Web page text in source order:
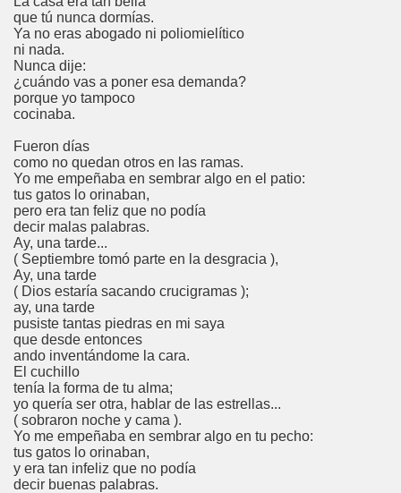
que tú nunca dormías.
Ya no eras abogado ni poliomielítico
ni nada.
Nunca dije:
¿cuándo vas a poner esa demanda?
porque yo tampoco
cocinaba.
Fueron días
como no quedan otros en las ramas.
Yo me empeñaba en sembrar algo en el patio:
tus gatos lo orinaban,
pero era tan feliz que no podía
decir malas palabras.
Ay, una tarde...
( Septiembre tomó parte en la desgracia ),
Ay, una tarde
( Dios estaría sacando crucigramas );
ay, una tarde
pusiste tantas piedras en mi saya
que desde entonces
ando inventándome la cara.
El cuchillo
tenía la forma de tu alma;
yo quería ser otra, hablar de las estrellas...
( sobraron noche y cama ).
Yo me empeñaba en sembrar algo en tu pecho:
tus gatos lo orinaban,
y era tan infeliz que no podía
decir buenas palabras.